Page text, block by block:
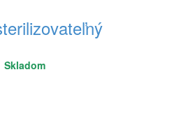
Skladom